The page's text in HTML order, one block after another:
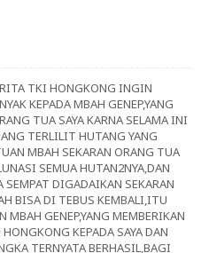
RITA TKI HONGKONG INGIN
KEPADA MBAH GENEP,YANG
TUA SAYA KARNA SELAMA INI
TERLILIT HUTANG YANG
MBAH SEKARAN ORANG TUA
SEMUA HUTAN2NYA,DAN
SEMPAT DIGADAIKAN SEKARAN
BISA DI TEBUS KEMBALI,ITU
MBAH GENEP,YANG MEMBERIKAN
KEPADA SAYA DAN
TERNYATA BERHASIL,BAGI